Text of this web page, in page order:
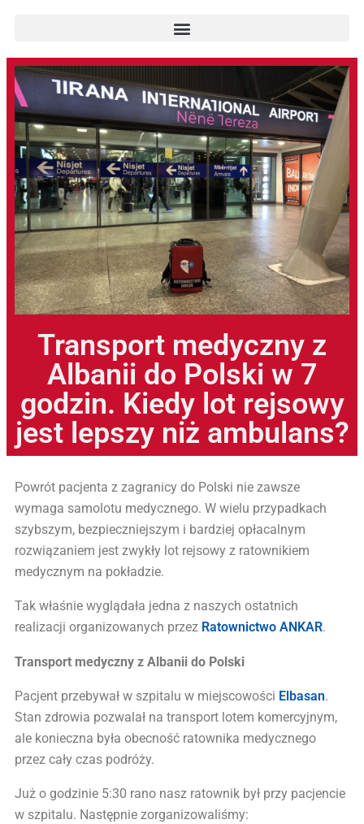
Transport medyczny z
Albanii do Polski w 7
godzin. Kiedy lot rejsowy
jest lepszy niż ambulans?
Powrót pacjenta z zagranicy do Polski nie zawsze
wymaga samolotu medycznego. W wielu przypadkach
szybszym, bezpieczniejszym i bardziej opłacalnym
rozwiązaniem jest zwykły lot rejsowy z ratownikiem
medycznym na pokładzie.
Tak właśnie wyglądała jedna z naszych ostatnich
realizacji organizowanych przez Ratownictwo ANKAR.
Transport medyczny z Albanii do Polski
Pacjent przebywał w szpitalu w miejscowości Elbasan.
Stan zdrowia pozwalał na transport lotem komercyjnym,
ale konieczna była obecność ratownika medycznego
przez cały czas podróży.
Już o godzinie 5:30 rano nasz ratownik był przy pacjencie
w szpitalu. Następnie zorganizowaliśmy: